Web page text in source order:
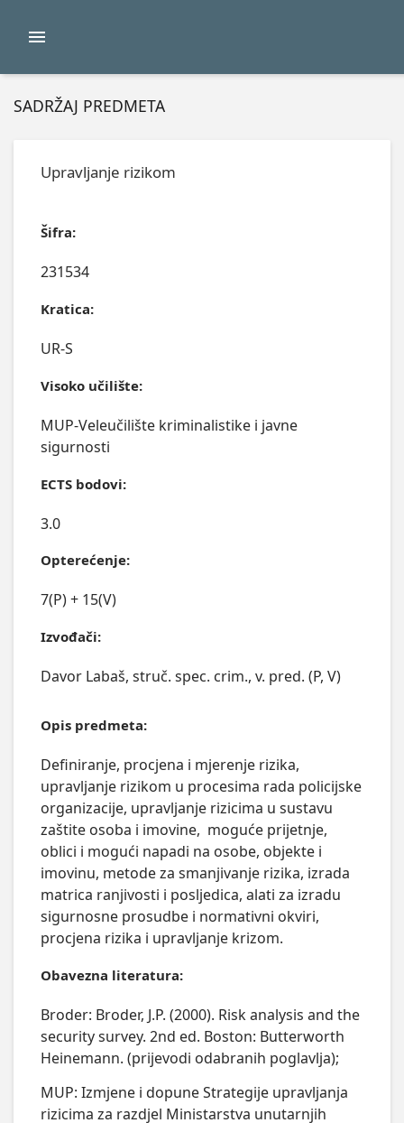
SADRŽAJ PREDMETA
Upravljanje rizikom
Šifra:
231534
Kratica:
UR-S
Visoko učilište:
MUP-Veleučilište kriminalistike i javne
sigurnosti
ECTS bodovi:
3.0
Opterećenje:
7(P) + 15(V)
Izvođači:
Davor Labaš, struč. spec. crim., v. pred. (P, V)
Opis predmeta:
Definiranje, procjena i mjerenje rizika,
upravljanje rizikom u procesima rada policijske
organizacije, upravljanje rizicima u sustavu
zaštite osoba i imovine,  moguće prijetnje,
oblici i mogući napadi na osobe, objekte i
imovinu, metode za smanjivanje rizika, izrada
matrica ranjivosti i posljedica, alati za izradu
sigurnosne prosudbe i normativni okviri,
procjena rizika i upravljanje krizom.
Obavezna literatura:
Broder: Broder, J.P. (2000). Risk analysis and the
security survey. 2nd ed. Boston: Butterworth
Heinemann. (prijevodi odabranih poglavlja);
MUP: Izmjene i dopune Strategije upravljanja
rizicima za razdjel Ministarstva unutarnjih